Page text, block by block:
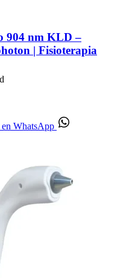
904 nm KLD –
| Fisioterapia
WhatsApp